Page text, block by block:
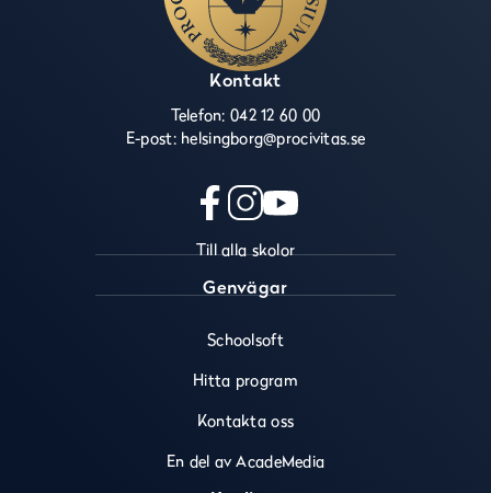
Kontakt
Telefon:042 12 60 00
E-post: helsingborg@procivitas.se
a
c
e
o
k
(
p
n
t
g
a
m
ö
o
t
b
(
ö
p
Till alla skolor
Genvägar
Schoolsoft
Hitta program
Kontakta oss
En del av AcadeMedia